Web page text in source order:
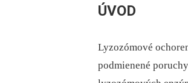
ÚVOD
Lyzozómové
podmienené